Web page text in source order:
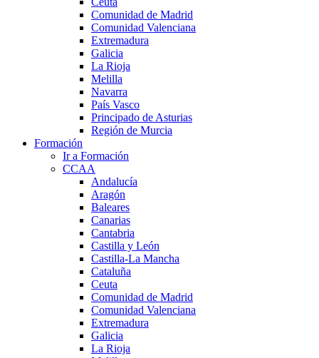
Comunidad de Madrid
Comunidad Valenciana
Extremadura
Galicia
La Rioja
Melilla
Navarra
País Vasco
Principado de Asturias
Región de Murcia
Formación
Ir a Formación
CCAA
Andalucía
Aragón
Baleares
Canarias
Cantabria
Castilla y León
Castilla-La Mancha
Cataluña
Ceuta
Comunidad de Madrid
Comunidad Valenciana
Extremadura
Galicia
La Rioja